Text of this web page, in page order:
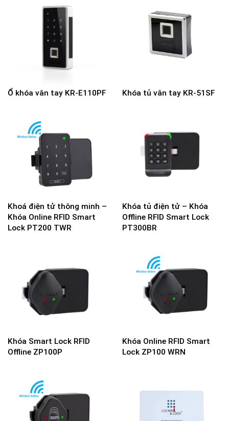
Ổ khóa vân tay KR-E110PF Khóa tủ vân tay KR-51SF
Khoá điện tử thông minh –
Khóa Online RFID Smart
Lock PT200 TWR
Khóa tủ điện tử – Khóa
Offline RFID Smart Lock
PT300BR
Khóa Smart Lock RFID
Offline ZP100P
Khóa Online RFID Smart
Lock ZP100 WRN